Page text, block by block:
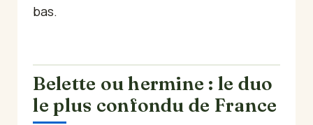
bas.
Belette ou hermine : le duo
le plus confondu de France